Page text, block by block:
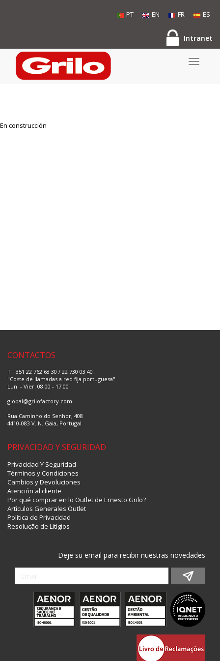
PT EN FR ES
Intranet
Toggle
En construcción
CONTACTOS
T +351 22 762 68 30 / 22 730 03 40
"Coste de llamadas a red fija portuguesa"
Lun. - Vier. 08.00 - 17.00
global@grilofactory.com
Rua Caminho do Senhor, 408
4410-083 V. N. Gaia, Portugal
PRIVACIDAD Y SEGURIDAD
Privacidad Y Seguridad
Términos y Condiciones
Cambios y Devoluciones
Atención al cliente
Por qué comprar en lo Outlet de Ernesto Grilo?
Artículos Generales Outlet
Política de Privacidad
Resolução de Litígios
Deje su email para recibir nuestras novedades